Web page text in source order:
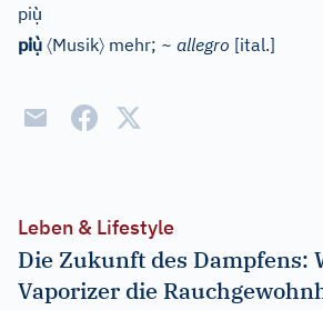
piụ̀
piụ̀〈Musik〉 mehr; ~ allegro [ital.]
Leben & Lifestyle
Die Zukunft des Dampfens:
Vaporizer die